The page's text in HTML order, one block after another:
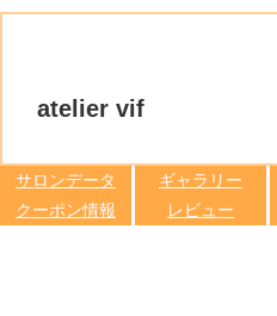
atelier vif
サロンデータ ギャラリー
クーポン情報
レビュー